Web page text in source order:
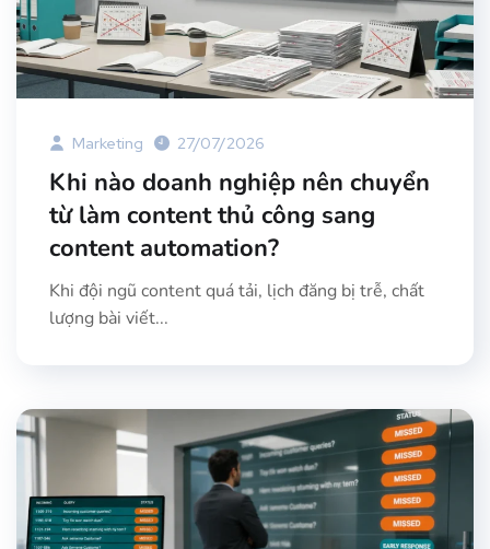
Marketing 27/07/2026
Khi nào doanh nghiệp nên chuyển
từ làm content thủ công sang
content automation?
Khi đội ngũ content quá tải, lịch đăng bị trễ, chất
lượng bài viết...